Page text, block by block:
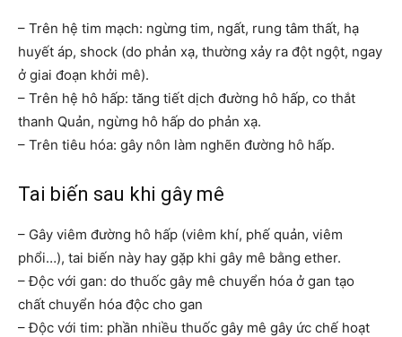
– Trên hệ tim mạch: ngừng tim, ngất, rung tâm thất, hạ
huyết áp, shock (do phản xạ, thường xảy ra đột ngột, ngay
ở giai đoạn khởi mê).
– Trên hệ hô hấp: tăng tiết dịch đường hô hấp, co thắt
thanh Quản, ngừng hô hấp do phản xạ.
– Trên tiêu hóa: gây nôn làm nghẽn đường hô hấp.
Tai biến sau khi gây mê
– Gây viêm đường hô hấp (viêm khí, phế quản, viêm
phổi…), tai biến này hay gặp khi gây mê bằng ether.
– Độc với gan: do thuốc gây mê chuyển hóa ở gan tạo
chất chuyển hóa độc cho gan
– Độc với tim: phần nhiều thuốc gây mê gây ức chế hoạt